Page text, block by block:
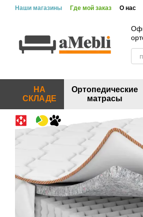
Перейти к основному контенту
Наши магазины Где мой заказ О нас
НА
СКЛАДЕ
Ортопедические
матрасы